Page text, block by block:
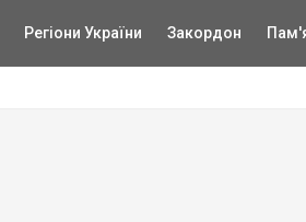
Регіони України Закордон